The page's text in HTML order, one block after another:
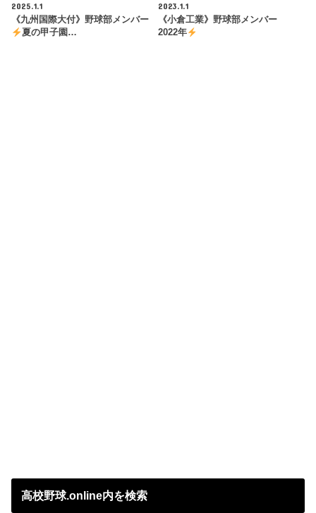
2025.1.1
《九州国際大付》野球部メンバー
夏の甲子園…
2023.1.1
《小倉工業》野球部メンバー
2022年
高校野球.online内を検索